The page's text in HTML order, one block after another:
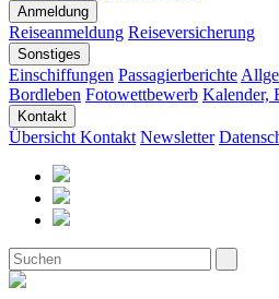
Anmeldung
Reiseanmeldung Reiseversicherung
Sonstiges
Einschiffungen Passagierberichte
Bordleben Fotowettbewerb Kalender,
Kontakt
Übersicht Kontakt Newsletter